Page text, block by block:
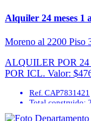
Alquiler 24 meses 1
Moreno al 2200 Piso
ALQUILER POR
POR ICL. Valor:
Ref. CAP7831421
Total construido: